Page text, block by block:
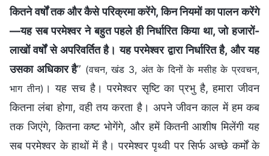
कितने वर्षों तक और कैसे परिक्रमा करेंगे, किन नियमों का पालन करेंगे
—यह सब परमेश्वर ने बहुत पहले ही निर्धारित किया था, जो हजारों-
लाखों वर्षों से अपरिवर्तित है। यह परमेश्वर द्वारा निर्धारित है, और यह
उसका अधिकार है” (वचन, खंड 3, अंत के दिनों के मसीह के प्रवचन,
भाग तीन) । यह सच है। परमेश्वर सृष्टि का प्रभु है, हमारा जीवन
कितना लंबा होगा, वही तय करता है। अपने जीवन काल में हम कब
तक जिएंगे, कितना कष्ट भोगेंगे, और हमें कितनी आशीष मिलेंगी यह
सब परमेश्वर के हाथों में है। परमेश्वर पृथ्वी पर सिर्फ अच्छे कर्मों के